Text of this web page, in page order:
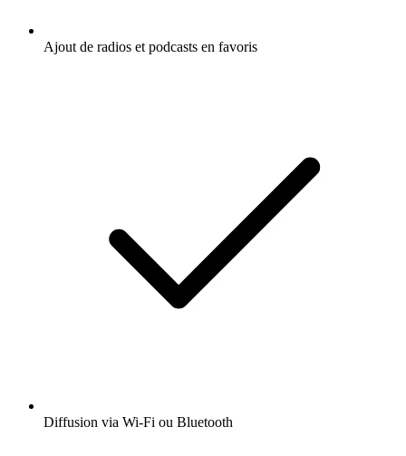
Ajout de radios et podcasts en favoris
Diffusion via Wi-Fi ou Bluetooth